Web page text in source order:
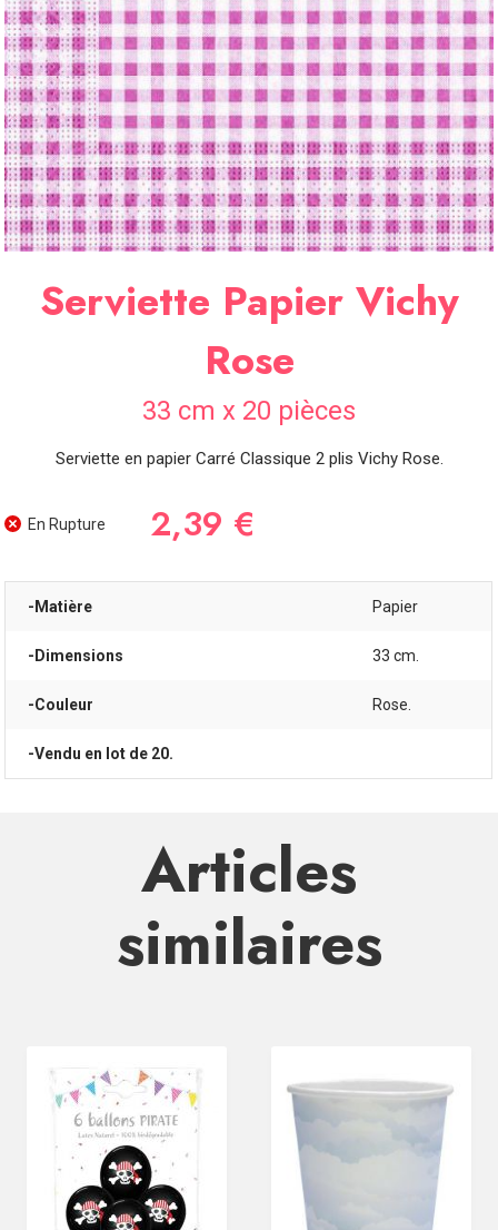
SOIRÉE
OCCASIONS
SPÉCIALES
DÉCO
TABLE
ET
SALLE
CONTACT
Serviette Papier Vichy
Rose
33 cm x 20 pièces
Serviette en papier Carré Classique 2 plis Vichy Rose.
En Rupture 2,39 €
-Matière Papier
-Dimensions 33 cm.
-Couleur Rose.
-Vendu en lot de 20.
Articles
similaires